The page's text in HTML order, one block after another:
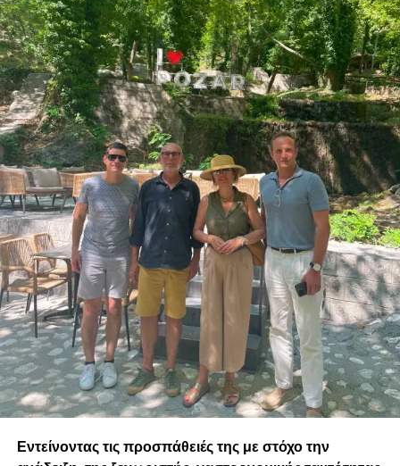
Εντείνοντας τις προσπάθειές της με στόχο την